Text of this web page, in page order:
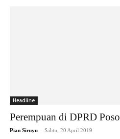
Headline
Perempuan di DPRD Poso
Pian Siruyu - Sabtu, 20 April 2019